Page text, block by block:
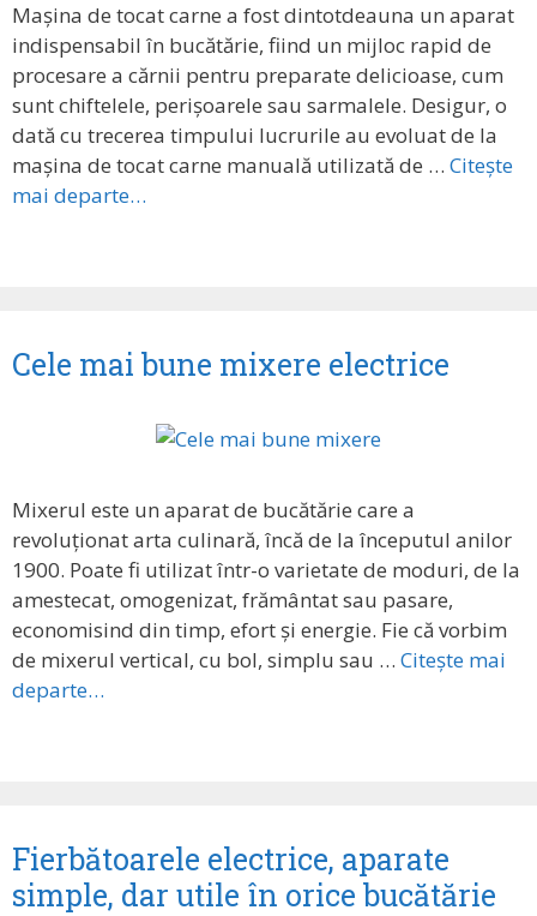
Mașina de tocat carne a fost dintotdeauna un aparat
indispensabil în bucătărie, fiind un mijloc rapid de
procesare a cărnii pentru preparate delicioase, cum
sunt chiftelele, perișoarele sau sarmalele. Desigur, o
dată cu trecerea timpului lucrurile au evoluat de la
mașina de tocat carne manuală utilizată de … Citește
mai departe…
Cele mai bune mixere electrice
Mixerul este un aparat de bucătărie care a
revoluționat arta culinară, încă de la începutul anilor
1900. Poate fi utilizat într-o varietate de moduri, de la
amestecat, omogenizat, frământat sau pasare,
economisind din timp, efort și energie. Fie că vorbim
de mixerul vertical, cu bol, simplu sau … Citește mai
departe…
Fierbătoarele electrice, aparate
simple, dar utile în orice bucătărie